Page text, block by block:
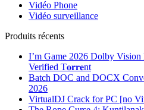
Vidéo Phone
Vidéo surveillance
Produits récents
I’m Game 2026 Dolby
Verified T𝐨𝐫𝐫𝐞nt
Batch DOC and DOCX
2026
VirtualDJ Crack for PC [no